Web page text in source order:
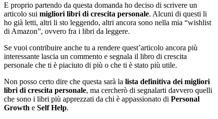
E proprio partendo da questa domanda ho deciso di scrivere un
articolo sui migliori libri di crescita personale. Alcuni di questi li
ho già letti, altri li sto leggendo, altri ancora sono nella mia “wishlist
di Amazon”, ovvero fra i libri da leggere.
Se vuoi contribuire anche tu a rendere quest’articolo ancora più
interessante lascia un commento e segnala il libro di crescita
personale che ti è piaciuto di più o che ti è stato più utile.
Non posso certo dire che questa sarà la lista definitiva dei migliori
libri di crescita personale, ma cercherò di segnalarti davvero quelli
che sono i libri più apprezzati da chi è appassionato di Personal
Growth e Self Help.